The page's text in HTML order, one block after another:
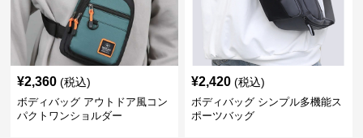
¥2,360 (税込)
ボディバッグ アウトドア風コン
パクトワンショルダー
¥2,420 (税込)
ボディバッグ シンプル多機能ス
ポーツバッグ